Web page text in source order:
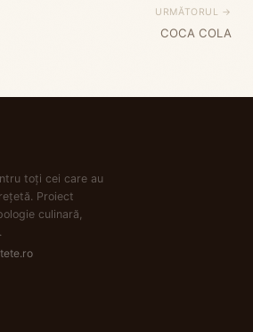
URMĂTORUL →
COCA COLA
toți cei care au
Proiect
culinară,